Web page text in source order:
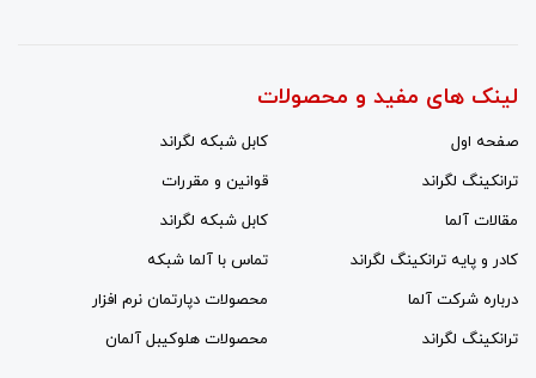
لینک های مفید و محصولات
صفحه اول
کابل شبکه لگراند
ترانکینگ لگراند
قوانین و مقررات
مقالات آلما
کابل شبکه لگراند
کادر و پایه ترانکینگ لگراند
تماس با آلما شبکه
درباره شرکت آلما
محصولات دپارتمان نرم افزار
ترانکینگ لگراند
محصولات هلوکیبل آلمان